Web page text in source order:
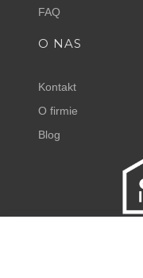
FAQ
O NAS
Kontakt
O firmie
Blog